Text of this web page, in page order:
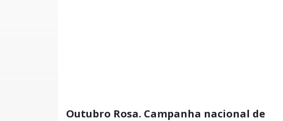
Outubro Rosa. Campanha nacional de